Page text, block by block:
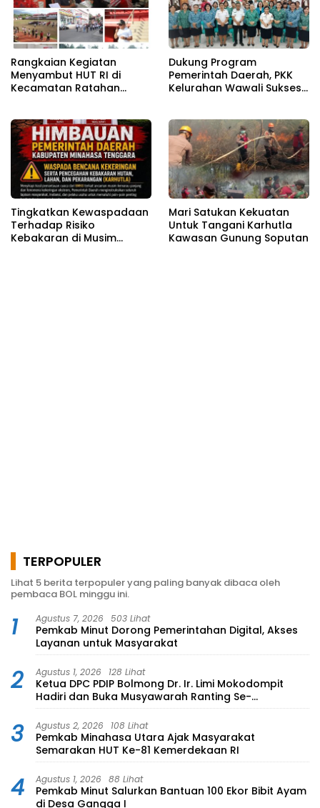
Rangkaian Kegiatan
Menyambut HUT RI di
Kecamatan Ratahan
Dukung Program
Pemerintah Daerah, PKK
Kelurahan Wawali Sukses
Masyarakat
Tingkatkan Kewaspadaan
Terhadap Risiko
Kebakaran di Musim
Mari Satukan Kekuatan
Untuk Tangani Karhutla
Kawasan Gunung Soputan
TERPOPULER
Lihat 5 berita terpopuler yang paling banyak dibaca oleh
pembaca BOL minggu ini.
1 Agustus 7, 2026 503 Lihat
Pemkab Minut Dorong Pemerintahan Digital, Akses
Layanan untuk Masyarakat
2 Agustus 1, 2026 128 Lihat
Ketua DPC PDIP Bolmong Dr. Ir. Limi Mokodompit
Hadiri dan Buka Musyawarah Ranting Se-
Kecamatan Lolayan
3 Agustus 2, 2026 108 Lihat
Pemkab Minahasa Utara Ajak Masyarakat
Semarakan HUT Ke-81 Kemerdekaan RI
4 Agustus 1, 2026 88 Lihat
Pemkab Minut Salurkan Bantuan 100 Ekor Bibit Ayam
di Desa Gangga I